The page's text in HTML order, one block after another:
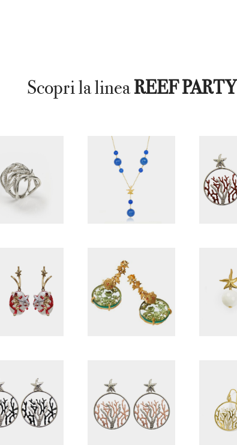
Scopri la lineaREEF PARTY